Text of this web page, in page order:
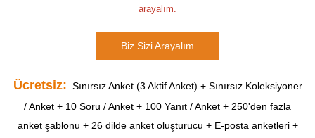
arayalım.
Biz Sizi Arayalım
Ücretsiz: Sınırsız Anket (3 Aktif Anket) + Sınırsız Koleksiyoner
/ Anket + 10 Soru / Anket + 100 Yanıt / Anket + 250'den fazla
anket şablonu + 26 dilde anket oluşturucu + E-posta anketleri +